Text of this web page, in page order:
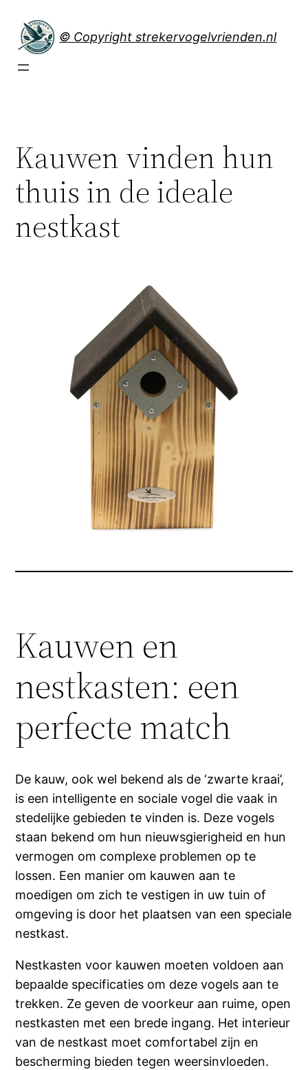
naar
inhoud
© Copyright strekervogelvrienden.nl
Kauwen vinden hun
thuis in de ideale
nestkast
Kauwen en
nestkasten: een
perfecte match
De kauw, ook wel bekend als de ‘zwarte kraai’,
is een intelligente en sociale vogel die vaak in
stedelijke gebieden te vinden is. Deze vogels
staan bekend om hun nieuwsgierigheid en hun
vermogen om complexe problemen op te
lossen. Een manier om kauwen aan te
moedigen om zich te vestigen in uw tuin of
omgeving is door het plaatsen van een speciale
nestkast.
Nestkasten voor kauwen moeten voldoen aan
bepaalde specificaties om deze vogels aan te
trekken. Ze geven de voorkeur aan ruime, open
nestkasten met een brede ingang. Het interieur
van de nestkast moet comfortabel zijn en
bescherming bieden tegen weersinvloeden.